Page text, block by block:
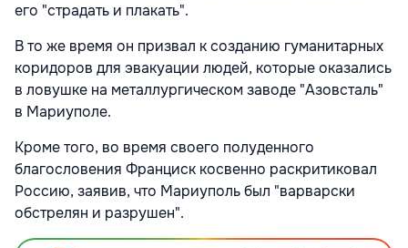
его "страдать и плакать".
В то же время он призвал к созданию гуманитарных
коридоров для эвакуации людей, которые оказались
в ловушке на металлургическом заводе "Азовсталь"
в Мариуполе.
Кроме того, во время своего полуденного
благословения Франциск косвенно раскритиковал
Россию, заявив, что Мариуполь был "варварски
обстрелян и разрушен".